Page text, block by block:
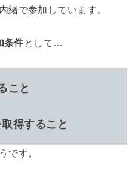
緒で参加しています。
条件として…
こと
得すること
です。